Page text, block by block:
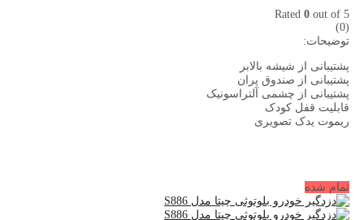
Rated 0 out of 5
(0)
توضیحات:
پشتیبانی از شیشه بالابر
پشتیبانی از صندوق پران
پشتیبانی از چشمی آلتراسونیک
قابلیت قفل کودک
ریموت یدک تصویری
تمام شده